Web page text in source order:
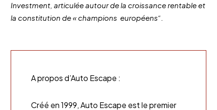
Investment, articulée autour de la croissance rentable et
la constitution de « champions européens“.
A propos d’Auto Escape :
Créé en 1999, Auto Escape est le premier